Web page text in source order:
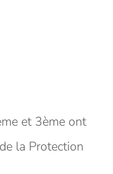
et 3ème ont
la Protection